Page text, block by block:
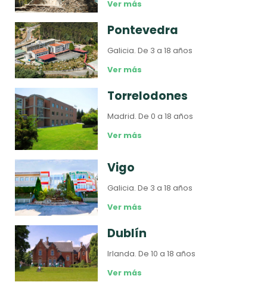
Ver más
Pontevedra
Galicia.De 3 a 18 años
Ver más
Torrelodones
Madrid.De 0 a 18 años
Ver más
Vigo
Galicia.De 3 a 18 años
Ver más
Dublín
Irlanda.De 10 a 18 años
Ver más